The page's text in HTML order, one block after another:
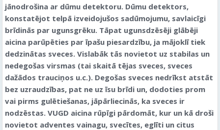
jānodrošina ar dūmu detektoru. Dūmu detektors,
konstatējot telpā izveidojušos sadūmojumu, savlaicīgi
brīdinās par ugunsgrēku. Tāpat ugunsdzēsēji glābēji
aicina parūpēties par īpašu piesardzību, ja mājoklī tiek
dedzinātas sveces. Vislabāk tās novietot uz stabilas un
nedegošas virsmas (tai skaitā tējas sveces, sveces
dažādos trauciņos u.c.). Degošas sveces nedrīkst atstāt
bez uzraudzības, pat ne uz īsu brīdi un, dodoties prom
vai pirms gulētiešanas, jāpārliecinās, ka sveces ir
nodzēstas. VUGD aicina rūpīgi pārdomāt, kur un kā droši
novietot adventes vainagu, svecītes, eglīti un citus